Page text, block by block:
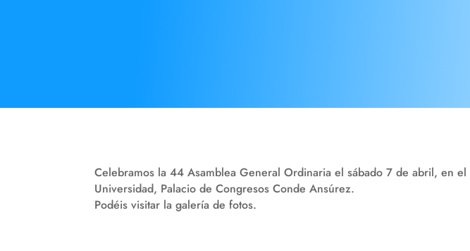
Celebramos la 44 Asamblea General Ordinaria el sábado 7 de abril, en
Universidad, Palacio de Congresos Conde Ansúrez.
Podéis visitar la galería de fotos.